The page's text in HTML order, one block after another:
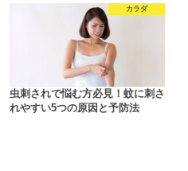
カラダ
虫刺されで悩む方必見！蚊に刺さ
れやすい5つの原因と予防法